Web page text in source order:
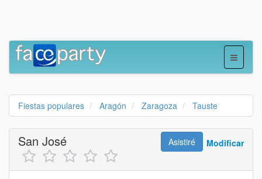
Fiestas populares Aragón Zaragoza Tauste
Asistiré Modificar
San José